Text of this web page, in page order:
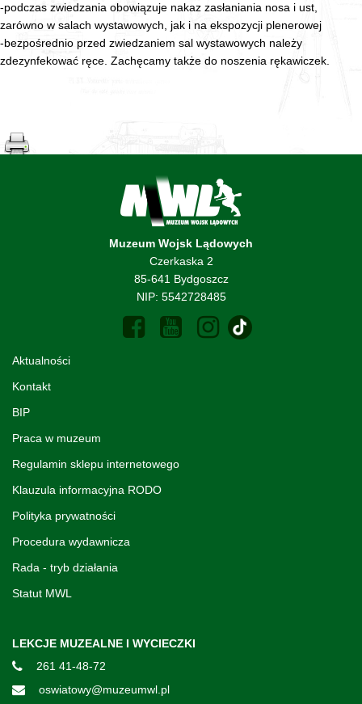
-podczas zwiedzania obowiązuje nakaz zasłaniania nosa i ust,
zarówno w salach wystawowych, jak i na ekspozycji plenerowej
-bezpośrednio przed zwiedzaniem sal wystawowych należy
zdezynfekować ręce. Zachęcamy także do noszenia rękawiczek.
Muzeum Wojsk Lądowych
Czerkaska 2
85-641 Bydgoszcz
NIP: 5542728485
Aktualności
Kontakt
BIP
Praca w muzeum
Regulamin sklepu internetowego
Klauzula informacyjna RODO
Polityka prywatności
Procedura wydawnicza
Rada - tryb działania
Statut MWL
LEKCJE MUZEALNE I WYCIECZKI
261 41-48-72
oswiatowy@muzeumwl.pl